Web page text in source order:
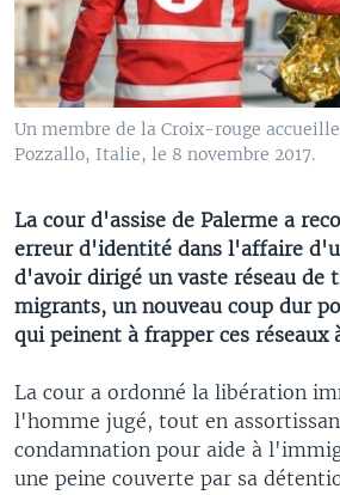
Un membre de la Croix-rouge
Pozzallo, Italie, le 8 novembre 2017.
La cour d'assise de Palerme a
erreur d'identité dans l'affaire
d'avoir dirigé un vaste réseau de
migrants, un nouveau coup dur
qui peinent à frapper ces réseaux
La cour a ordonné la libération
l'homme jugé, tout en
condamnation pour aide à
une peine couverte par sa